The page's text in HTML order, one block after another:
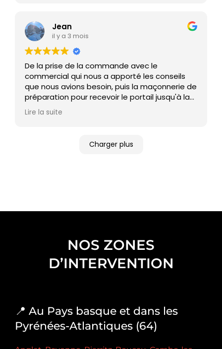
compétente , rapport qualité /prix
intéressant.
Pascal M. ( 40)
Jean
il y a 3 mois
De la prise de la commande avec le
commercial qui nous a apporté les conseils
que nous avions besoin, puis la maçonnerie de
préparation pour recevoir le portail jusqu'à la
pause de celui ci tout c'est déroulé à la
perfection . Des équipes discrètes
toujours très agréables avec l'assistante
Lire la suite
Charger plus
NOS ZONES
D’INTERVENTION
📍 Au Pays basque et dans les
Pyrénées-Atlantiques (64)